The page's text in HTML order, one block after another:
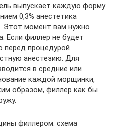
выпускает каждую форму
0,3% анестетика
Этот момент вам нужно
Если филлер не будет
перед процедурой
анестезию. Для
в средние или
каждой морщинки,
образом, филлер как бы
филлером: схема